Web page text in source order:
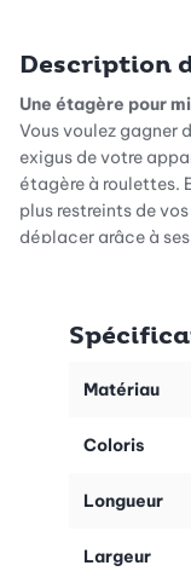
Description
Une étagère pour
Vous voulez gagner
exigus de votre
étagère à roulettes.
plus restreints de
déplacer grâce à
toilette essentiels.
Montage sans vis
s’assemble sans
Parfait pour les
est facile à placer là
Matériau
Coloris
Longueur
Largeur